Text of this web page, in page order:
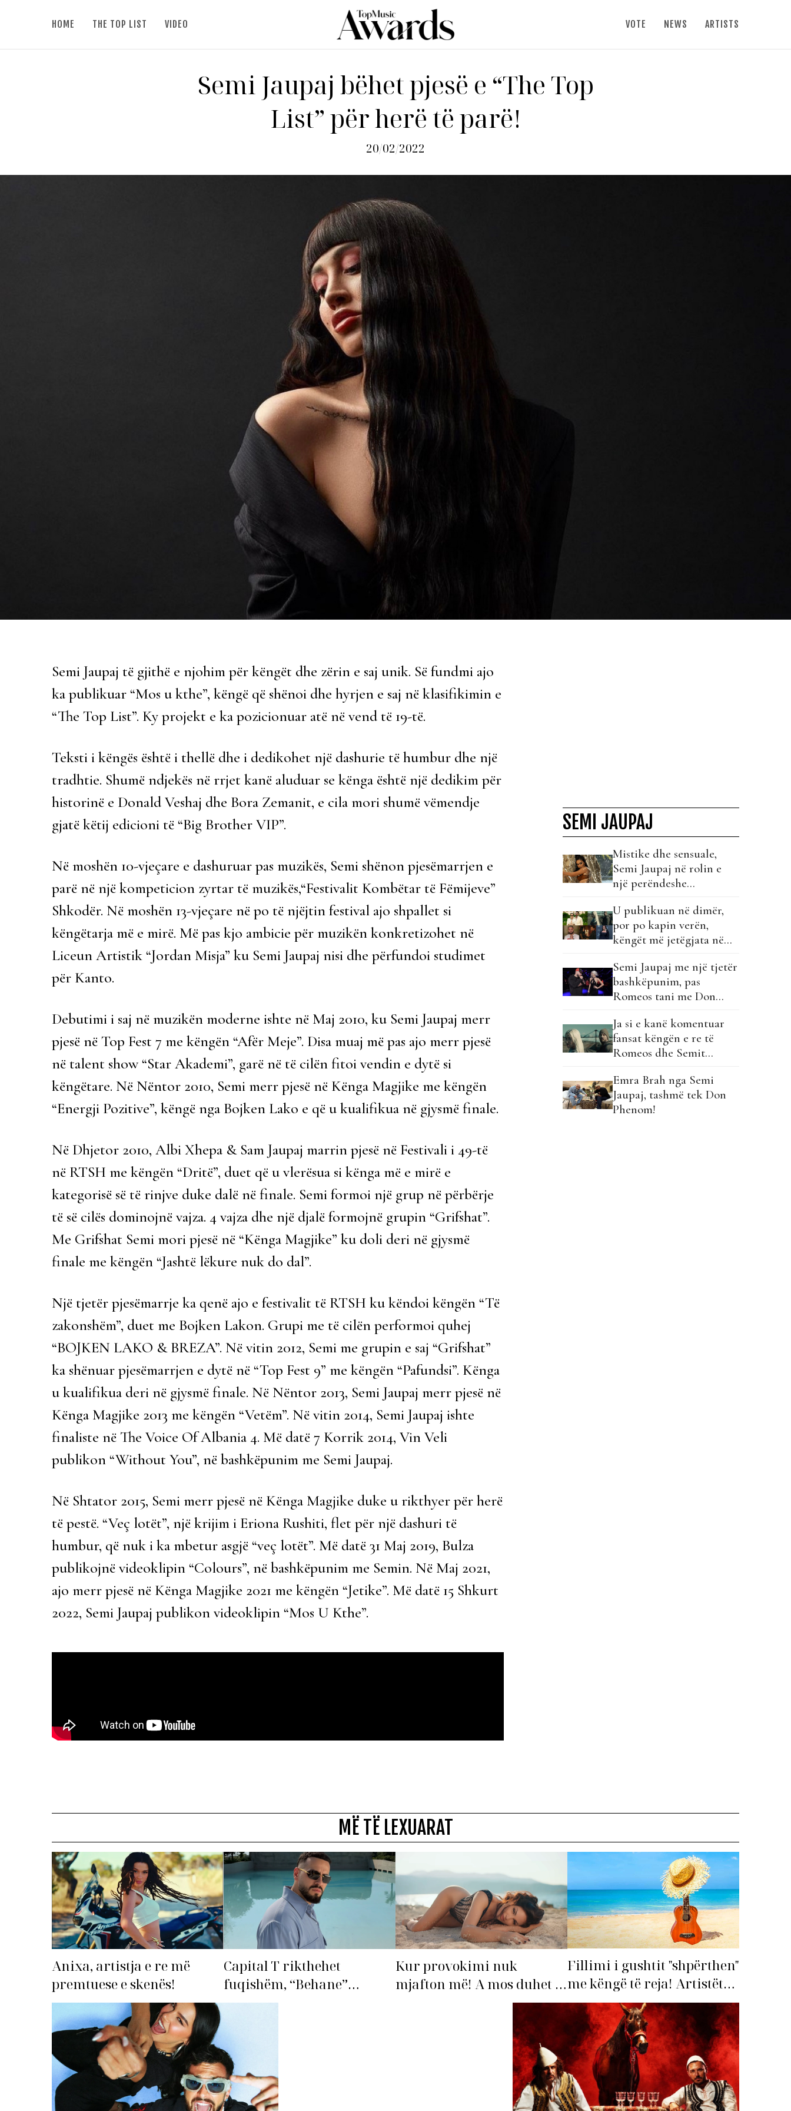
HOME THE TOP LIST VIDEO VOTE NEWS ARTISTS
Semi Jaupaj bëhet pjesë e “The Top
List” për herë të parë!
20/02/2022
Semi Jaupaj të gjithë e njohim për këngët dhe zërin e saj unik. Së fundmi ajo
ka publikuar “Mos u kthe”, këngë që shënoi dhe hyrjen e saj në klasifikimin e
“The Top List”. Ky projekt e ka pozicionuar atë në vend të 19-të.
Teksti i këngës është i thellë dhe i dedikohet një dashurie të humbur dhe një
tradhtie. Shumë ndjekës në rrjet kanë aluduar se kënga është një dedikim për
historinë e Donald Veshaj dhe Bora Zemanit, e cila mori shumë vëmendje
gjatë këtij edicioni të “Big Brother VIP”.
Në moshën 10-vjeçare e dashuruar pas muzikës, Semi shënon pjesëmarrjen e
parë në një kompeticion zyrtar të muzikës,“Festivalit Kombëtar të Fëmijeve”
Shkodër. Në moshën 13-vjeçare në po të njëjtin festival ajo shpallet si
këngëtarja më e mirë. Më pas kjo ambicie për muzikën konkretizohet në
Liceun Artistik “Jordan Misja” ku Semi Jaupaj nisi dhe përfundoi studimet
për Kanto.
Debutimi i saj në muzikën moderne ishte në Maj 2010, ku Semi Jaupaj merr
pjesë në Top Fest 7 me këngën “Afër Meje”. Disa muaj më pas ajo merr pjesë
në talent show “Star Akademi”, garë në të cilën fitoi vendin e dytë si
këngëtare. Në Nëntor 2010, Semi merr pjesë në Kënga Magjike me këngën
“Energji Pozitive”, këngë nga Bojken Lako e që u kualifikua në gjysmë finale.
Në Dhjetor 2010, Albi Xhepa & Sam Jaupaj marrin pjesë në Festivali i 49-të
në RTSH me këngën “Dritë”, duet që u vlerësua si kënga më e mirë e
kategorisë së të rinjve duke dalë në finale. Semi formoi një grup në përbërje
të së cilës dominojnë vajza. 4 vajza dhe një djalë formojnë grupin “Grifshat”.
Me Grifshat Semi mori pjesë në “Kënga Magjike” ku doli deri në gjysmë
finale me këngën “Jashtë lëkure nuk do dal”.
Një tjetër pjesëmarrje ka qenë ajo e festivalit të RTSH ku këndoi këngën “Të
zakonshëm”, duet me Bojken Lakon. Grupi me të cilën performoi quhej
“BOJKEN LAKO & BREZA”. Në vitin 2012, Semi me grupin e saj “Grifshat”
ka shënuar pjesëmarrjen e dytë në “Top Fest 9” me këngën “Pafundsi”. Kënga
u kualifikua deri në gjysmë finale. Në Nëntor 2013, Semi Jaupaj merr pjesë në
Kënga Magjike 2013 me këngën “Vetëm”. Në vitin 2014, Semi Jaupaj ishte
finaliste në The Voice Of Albania 4. Më datë 7 Korrik 2014, Vin Veli
publikon “Without You”, në bashkëpunim me Semi Jaupaj.
Në Shtator 2015, Semi merr pjesë në Kënga Magjike duke u rikthyer për herë
të pestë. “Veç lotët”, një krijim i Eriona Rushiti, flet për një dashuri të
humbur, që nuk i ka mbetur asgjë “veç lotët”. Më datë 31 Maj 2019, Bulza
publikojnë videoklipin “Colours”, në bashkëpunim me Semin. Në Maj 2021,
ajo merr pjesë në Kënga Magjike 2021 me këngën “Jetike”. Më datë 15 Shkurt
2022, Semi Jaupaj publikon videoklipin “Mos U Kthe”.
SEMI JAUPAJ
Mistike dhe sensuale,
Semi Jaupaj në rolin e
një perëndeshe
re!
U publikuan në dimër,
por po kapin verën,
këngët më jetëgjata në
Semi Jaupaj me një tjetër
bashkëpunim, pas
Romeos tani me Don
Ja si e kanë komentuar
fansat këngën e re të
Romeos dhe Semit…
Emra Brah nga Semi
Jaupaj, tashmë tek Don
Phenom!
MË TË LEXUARAT
Anixa, artistja e re më
premtuese e skenës!
Capital T rikthehet
fuqishëm, “Behane”
premton të bëhet fiksimi i
Kur provokimi nuk
mjafton më! A mos duhet të
‘dorëzohet’ Bleona?
Fillimi i gushtit "shpërthen"
me këngë të reja! Artistët
shqiptarë hapin garën për
hitin e verës!